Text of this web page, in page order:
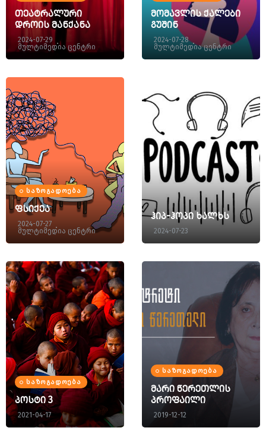
თეატრალური
დროის მანქანა
2024-07-29
მულტიმედია ცენტრი
მომავლის ქალები
გუშინ
2024-07-28
მულტიმედია ცენტრი
ᲡᲐᲖᲝᲒᲐᲓᲝᲔᲑᲐ
ფსიქეა
2024-07-27
მულტიმედია ცენტრი
ჰიპ-ჰოპი ხალხს
2024-07-23
ᲡᲐᲖᲝᲒᲐᲓᲝᲔᲑᲐ
პოსტი 3
2021-04-17
ᲡᲐᲖᲝᲒᲐᲓᲝᲔᲑᲐ
მარი წერეთლის
პროფაილი
2019-12-12